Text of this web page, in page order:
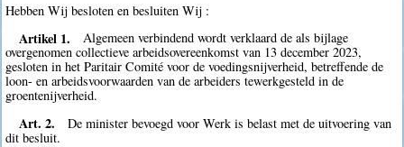
Hebben Wij besloten en besluiten Wij :
Artikel 1.
Algemeen verbindend wordt verklaard de als bijlage
overgenomen collectieve arbeidsovereenkomst van 13 december 2023,
gesloten in het Paritair Comité voor de voedingsnijverheid, betreffende de
loon- en arbeidsvoorwaarden van de arbeiders tewerkgesteld in de
groentenijverheid.
Art. 2.
De minister bevoegd voor Werk is belast met de uitvoering van
dit besluit.